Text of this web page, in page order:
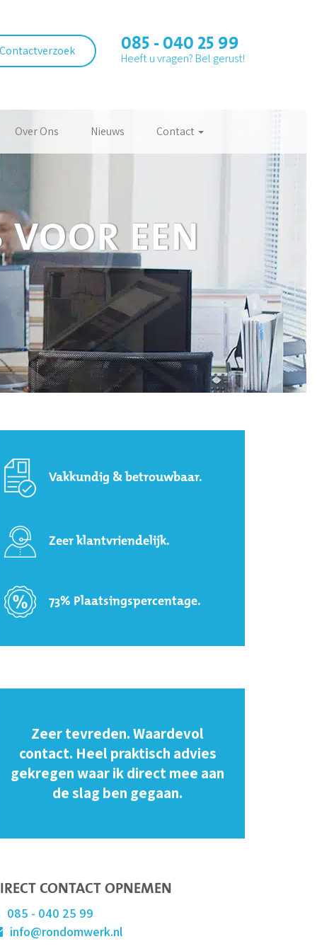
Contactverzoek 085 - 040 25 99
Heeft u vragen? Bel gerust!
Over Ons Nieuws Contact
EEN
Vakkundig & betrouwbaar.
Zeer klantvriendelijk.
73% Plaatsingspercentage.
Zeer tevreden. Waardevol
contact. Heel praktisch advies
gekregen waar ik direct mee aan
de slag ben gegaan.
CONTACT OPNEMEN
085 - 040 25 99
info@rondomwerk.nl